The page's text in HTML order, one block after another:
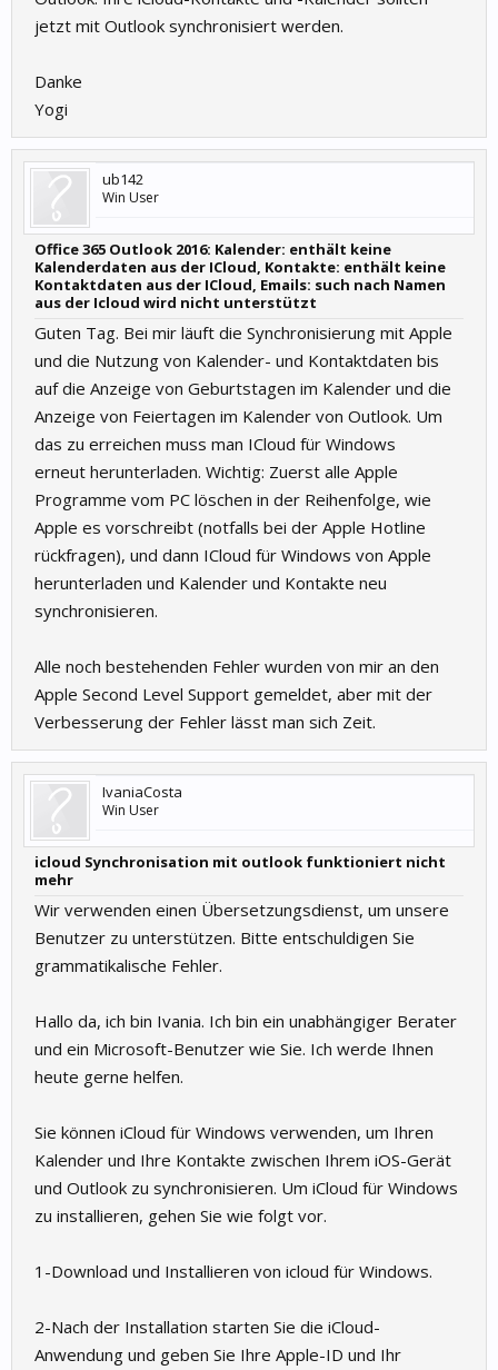
jetzt mit Outlook synchronisiert werden.
Danke
Yogi
ub142
Win User
Office 365 Outlook 2016: Kalender: enthält keine
Kalenderdaten aus der ICloud, Kontakte: enthält keine
Kontaktdaten aus der ICloud, Emails: such nach Namen
aus der Icloud wird nicht unterstützt
Guten Tag. Bei mir läuft die Synchronisierung mit Apple
und die Nutzung von Kalender- und Kontaktdaten bis
auf die Anzeige von Geburtstagen im Kalender und die
Anzeige von Feiertagen im Kalender von Outlook. Um
das zu erreichen muss man ICloud für Windows
erneut herunterladen. Wichtig: Zuerst alle Apple
Programme vom PC löschen in der Reihenfolge, wie
Apple es vorschreibt (notfalls bei der Apple Hotline
rückfragen), und dann ICloud für Windows von Apple
herunterladen und Kalender und Kontakte neu
synchronisieren.
Alle noch bestehenden Fehler wurden von mir an den
Apple Second Level Support gemeldet, aber mit der
Verbesserung der Fehler lässt man sich Zeit.
IvaniaCosta
Win User
icloud Synchronisation mit outlook funktioniert nicht
mehr
Wir verwenden einen Übersetzungsdienst, um unsere
Benutzer zu unterstützen. Bitte entschuldigen Sie
grammatikalische Fehler.
Hallo da, ich bin Ivania. Ich bin ein unabhängiger Berater
und ein Microsoft-Benutzer wie Sie. Ich werde Ihnen
heute gerne helfen.
Sie können iCloud für Windows verwenden, um Ihren
Kalender und Ihre Kontakte zwischen Ihrem iOS-Gerät
und Outlook zu synchronisieren. Um iCloud für Windows
zu installieren, gehen Sie wie folgt vor.
1-Download und Installieren von icloud für Windows.
2-Nach der Installation starten Sie die iCloud-
Anwendung und geben Sie Ihre Apple-ID und Ihr